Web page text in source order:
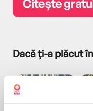
Citește
Dacă ți-a plăcut